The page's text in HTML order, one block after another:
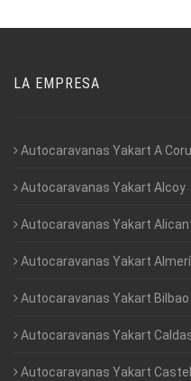
LA EMPRESA
Autocaravanas Yakart A
Autocaravanas Yakart Alcoy
Autocaravanas Yakart
Autocaravanas Yakart
Autocaravanas Yakart Bilbao
Autocaravanas Yakart
Autocaravanas Yakart